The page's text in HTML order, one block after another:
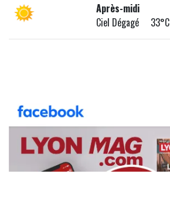
Après-midi
Ciel Dégagé 33°C